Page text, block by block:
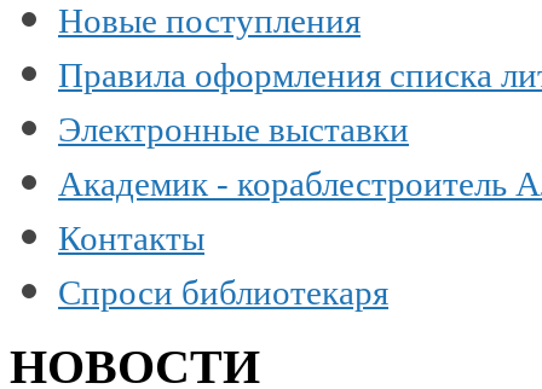
Новые поступления
Правила оформления списка
Электронные выставки
Академик - кораблестроитель
Контакты
Спроси библиотекаря
НОВОСТИ